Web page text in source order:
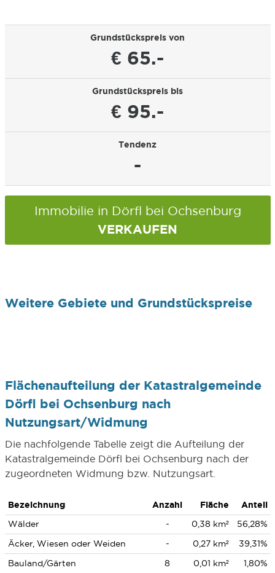
Grundstückspreis von
€ 65.-
Grundstückspreis bis
€ 95.-
Tendenz
-
Immobilie in Dörfl bei Ochsenburg
VERKAUFEN
Weitere Gebiete und Grundstückspreise
Flächenaufteilung der Katastralgemeinde
Dörfl bei Ochsenburg nach
Nutzungsart/Widmung
Die nachfolgende Tabelle zeigt die Aufteilung der
Katastralgemeinde Dörfl bei Ochsenburg nach der
zugeordneten Widmung bzw. Nutzungsart.
Bezeichnung Anzahl Fläche
Anteil
Wälder
- 0,38 km²
56,28%
Äcker, Wiesen oder Weiden
- 0,27 km²
39,31%
Bauland/Gärten
8 0,01 km² 1,80%